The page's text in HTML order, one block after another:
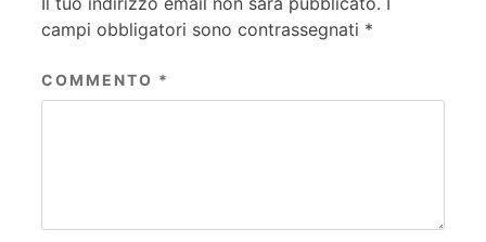
campi obbligatori sono contrassegnati *
COMMENTO *